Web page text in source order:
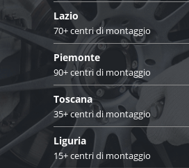
Lazio
70+ centri di montaggio
Piemonte
90+ centri di montaggio
Toscana
35+ centri di montaggio
Liguria
15+ centri di montaggio